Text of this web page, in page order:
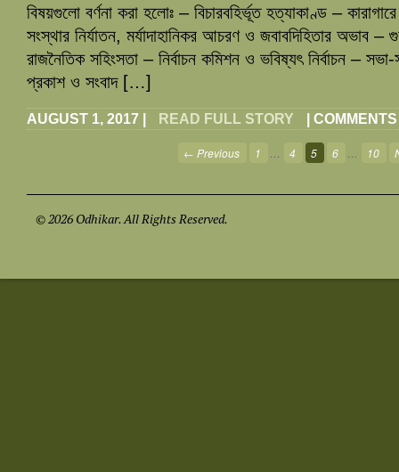
বিষয়গুলো বর্ণনা করা হলোঃ – বিচারবহির্ভূত হত্যাকাণ্ড –
সংস্থার নির্যাতন, মর্যাদাহানিকর আচরণ ও জবাবদিহিতার অভাব
রাজনৈতিক সহিংসতা – নির্বাচন কমিশন ও ভবিষ্যৎ নির্বাচন –
প্রকাশ ও সংবাদ […]
AUGUST 1, 2017 READ FULL STORY
← Previous 1 4 5 6 10
© 2026 Odhikar. All Rights Reserved.